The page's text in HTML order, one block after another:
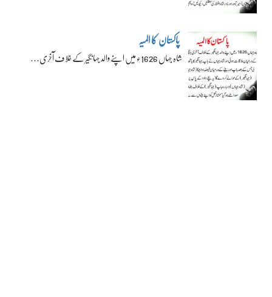
پاکستان کا المیہ
شاہ جہاں 1626ء میں اپنے والد جہانگیر کے خلاف آخری…